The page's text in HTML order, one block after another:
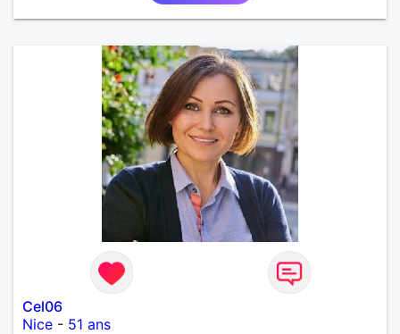
Cel06
Nice - 51 ans